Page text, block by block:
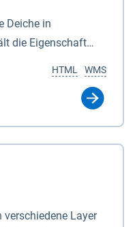
Deiche in
die Eigenschaft
ausspricht. Für
die dem
Tiden, vor allem
WMS
HTML
verschiedene Layer